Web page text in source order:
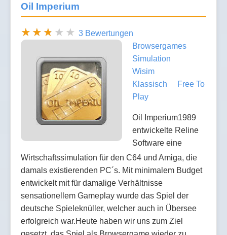
Oil Imperium
3 Bewertungen
Browsergames
Simulation
Wisim
Klassisch
Free To
Play
Oil Imperium1989
entwickelte Reline
Software eine
Wirtschaftssimulation für den C64 und Amiga, die
damals existierenden PC´s. Mit minimalem Budget
entwickelt mit für damalige Verhältnisse
sensationellem Gameplay wurde das Spiel der
deutsche Spieleknüller, welcher auch in Übersee
erfolgreich war.Heute haben wir uns zum Ziel